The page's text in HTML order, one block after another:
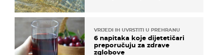
VRIJEDI IH UVRSTITI U PREHRANU
6 napitaka koje dijetetičari
preporučuju za zdrave
zglobove